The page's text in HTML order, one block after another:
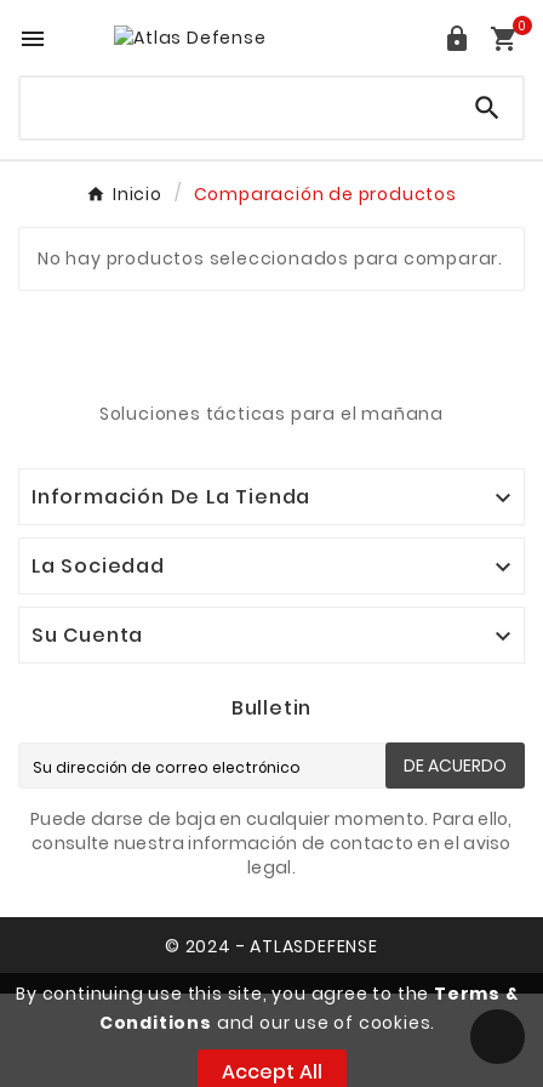
By continuing use this site, you agree to theTerms &
Conditions and our use of cookies.
Accept All
  0

Inicio Comparación de productos
No hay productos seleccionados para comparar.
Soluciones tácticas para el mañana
Información De La Tienda 
La Sociedad 
Su Cuenta 
Bulletin
DE ACUERDO
Puede darse de baja en cualquier momento. Para ello,
consulte nuestra información de contacto en el aviso
legal.
© 2024 - ATLASDEFENSE